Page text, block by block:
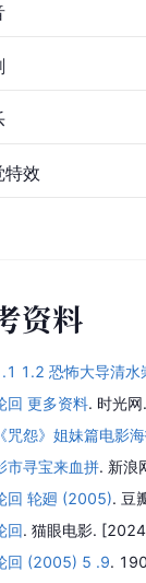
特效
资料
1.2 恐怖大导清水
回 更多资料. 时光
《咒怨》姐妹篇电影
市寻宝来血拼. 新浪
回 轮廻 (2005). 豆
回. 猫眼电影.
回 (2005) 5 .9.